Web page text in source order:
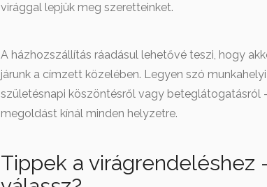
virággal lepjük meg szeretteinket.
A házhozszállítás ráadásul lehetővé teszi, hogy
járunk a címzett közelében. Legyen szó
születésnapi köszöntésről vagy beteglátogatásról
megoldást kínál minden helyzetre.
Tippek a virágrendeléshez